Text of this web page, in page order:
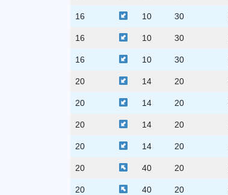
16 10 30
16 10 30
16 10 30
20 14 20
20 14 20
20 14 20
20 14 20
20 40 20
20 40 20